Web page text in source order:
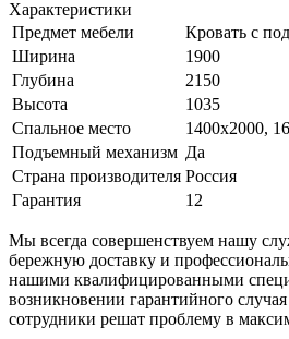
Характеристики
Предмет мебели
Кровать с
Ширина
1900
Глубина
2150
Высота
1035
Спальное место
1400х2000,
Подъемный механизм Да
Страна производителя Россия
Гарантия
12
Мы всегда совершенствуем нашу
бережную доставку и
нашими квалифицированными
возникновении гарантийного
сотрудники решат проблему в